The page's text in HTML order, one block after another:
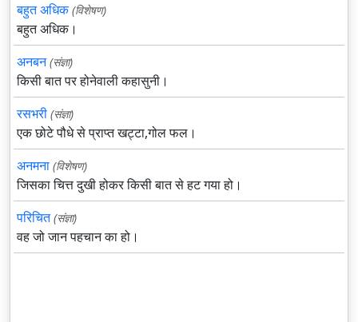
बहुत अधिक (विशेषण)
बहुत अधिक।
अनबन (संज्ञा)
किसी बात पर होनेवाली कहासुनी।
रसभरी (संज्ञा)
एक छोटे पौधे से प्राप्त खट्टा,गोल फल।
अनमना (विशेषण)
जिसका चित्त दुखी होकर किसी बात से हट गया हो।
परिचित (संज्ञा)
वह जो जान पहचान का हो।